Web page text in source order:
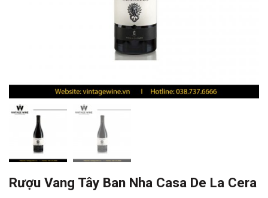
Rượu Vang Tây Ban Nha Casa De La Cera